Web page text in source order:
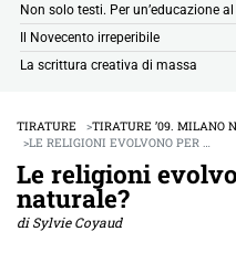
Non solo testi. Per un’educazione
Il Novecento irreperibile
La scrittura creativa di massa
TIRATURE TIRATURE ’09. MILANO
LE RELIGIONI EVOLVONO PER …
Le religioni
naturale?
di Sylvie Coyaud